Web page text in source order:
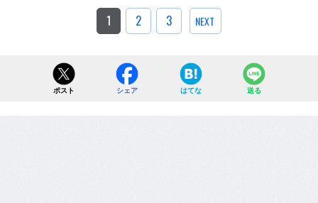
1 2 3 NEXT
ポスト シェア はてな 送る